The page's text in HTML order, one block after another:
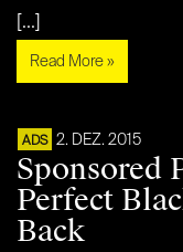
[...]
Read More »
ADS 2. DEZ. 2015
Sponsored
Perfect
Back